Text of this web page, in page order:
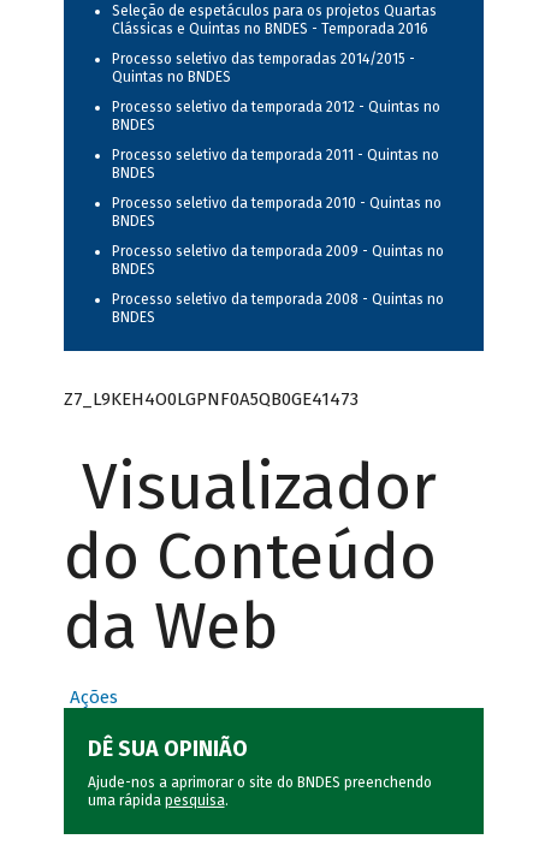
Seleção de espetáculos para os projetos Quartas
Clássicas e Quintas no BNDES - Temporada 2016
Processo seletivo das temporadas 2014/2015 -
Quintas no BNDES
Processo seletivo da temporada 2012 - Quintas no
BNDES
Processo seletivo da temporada 2011 - Quintas no
BNDES
Processo seletivo da temporada 2010 - Quintas no
BNDES
Processo seletivo da temporada 2009 - Quintas no
BNDES
Processo seletivo da temporada 2008 - Quintas no
BNDES
Z7_L9KEH4O0LGPNF0A5QB0GE41473
Visualizador
do Conteúdo
da Web
Ações
DÊ SUA OPINIÃO
Ajude-nos a aprimorar o site do BNDES preenchendo
uma rápida pesquisa.